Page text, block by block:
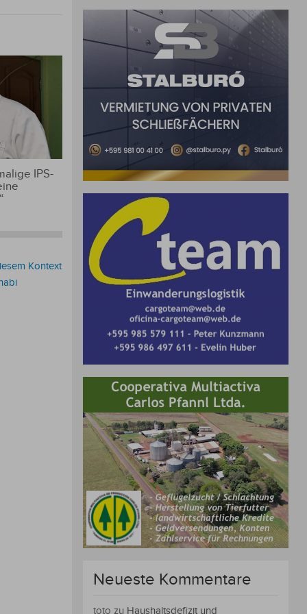
IPS-
Kontext
Neueste Kommentare
toto zu Haushaltsdefizit und